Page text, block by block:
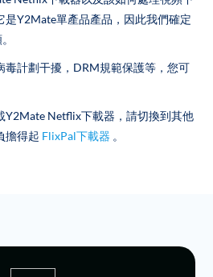
是Y2Mate單產品產品，因此我們確定
毒計劃干擾，DRM規範保護等，您可
Y2Mate Netflix下載器，請切換到其他
擔得起 FlixPal下載器 。